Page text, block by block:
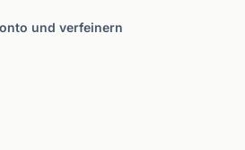
und verfeinern